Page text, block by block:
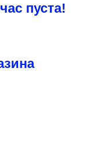
пуста!